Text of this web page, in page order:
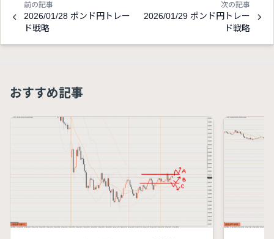
前の記事
2026/01/28 ポンド円トレー
ド戦略
次の記事
2026/01/29 ポンド円トレー
ド戦略
おすすめ記事